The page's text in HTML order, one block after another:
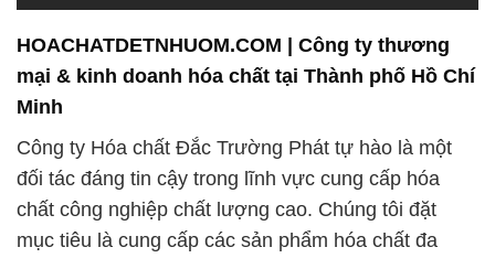
Công ty Hóa chất Đắc Trường Phát tự hào là một
đối tác đáng tin cậy trong lĩnh vực cung cấp hóa
chất công nghiệp chất lượng cao. Chúng tôi đặt
mục tiêu là cung cấp các sản phẩm hóa chất đa
dạng và đáng tin cậy để hỗ trợ sự phát triển và sản
xuất hiệu quả của các doanh nghiệp trong nhiều
ngành công nghiệp khác nhau.
2. **Hỗ trợ đa dạng cho các ngành công nghiệp:**